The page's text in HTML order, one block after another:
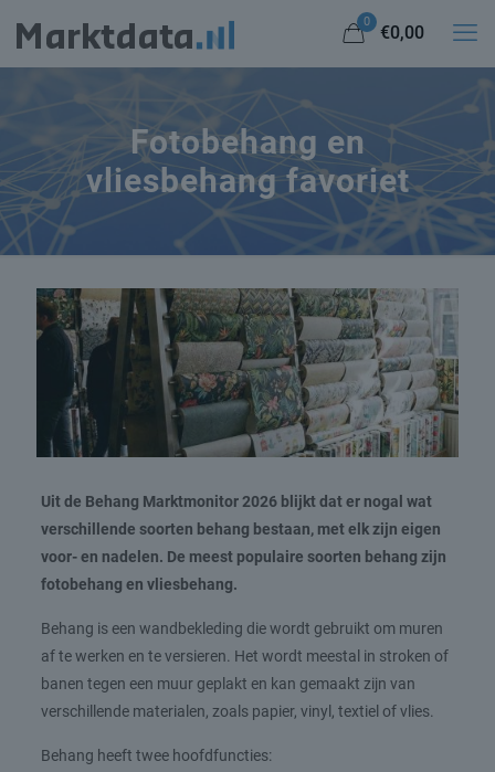
0
€0,00
Fotobehang en
vliesbehang favoriet
Uit de Behang Marktmonitor 2026 blijkt dat er nogal wat
verschillende soorten behang bestaan, met elk zijn eigen
voor- en nadelen. De meest populaire soorten behang zijn
fotobehang en vliesbehang.
Behang is een wandbekleding die wordt gebruikt om muren
af te werken en te versieren. Het wordt meestal in stroken of
banen tegen een muur geplakt en kan gemaakt zijn van
verschillende materialen, zoals papier, vinyl, textiel of vlies.
Behang heeft twee hoofdfuncties: